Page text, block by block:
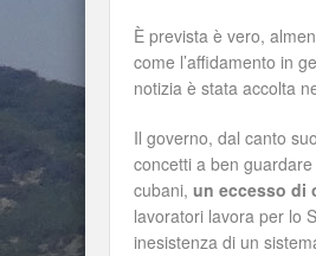
È prevista è vero,
come l’affidamento in
notizia è stata accolta
Il governo, dal canto
concetti a ben guardare
cubani, un eccesso di
lavoratori lavora per lo
inesistenza di un